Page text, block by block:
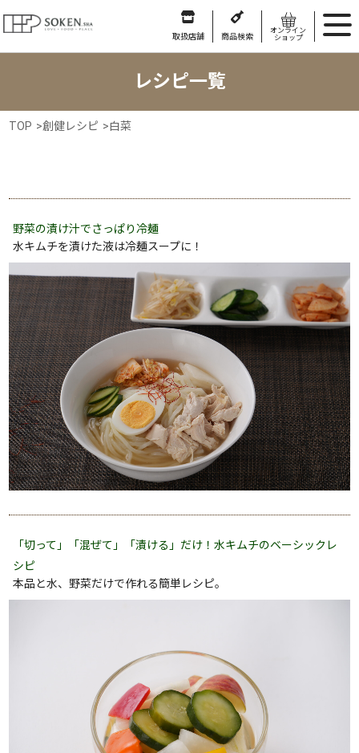
取扱店舗 商品検索
オンライン
ショップ
レシピ一覧
TOP >創健レシピ >白菜
野菜の漬け汁でさっぱり冷麺
水キムチを漬けた液は冷麺スープに！
「切って」「混ぜて」「漬ける」だけ！水キムチのベーシックレ
シピ
本品と水、野菜だけで作れる簡単レシピ。